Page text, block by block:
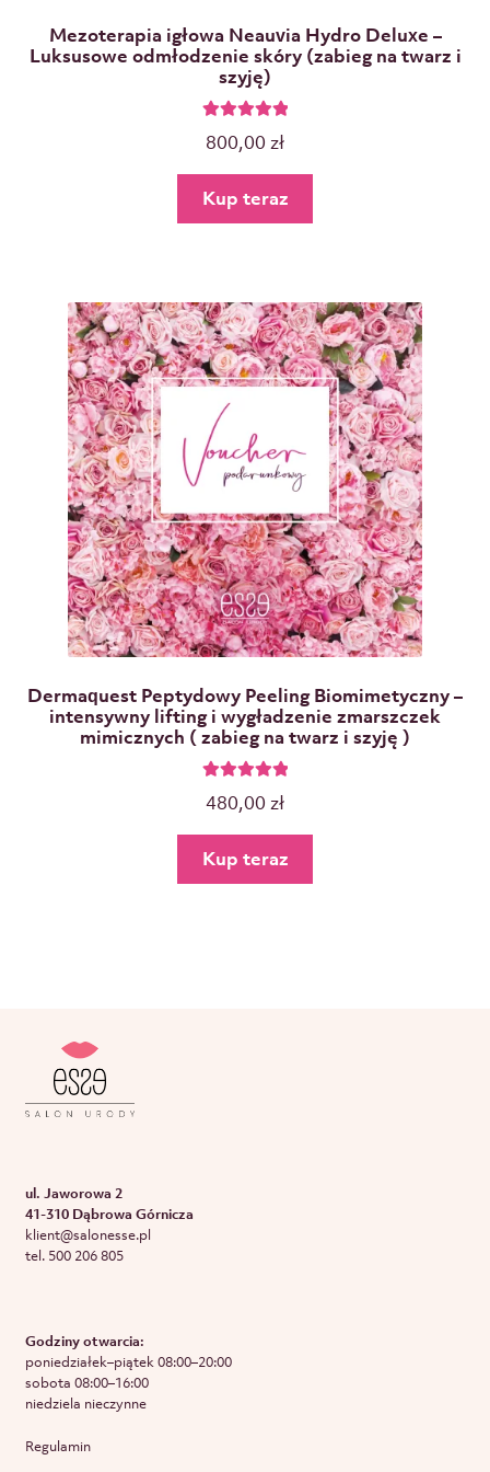
Mezoterapia igłowa Neauvia Hydro Deluxe –
Luksusowe odmłodzenie skóry (zabieg na twarz i
szyję)
5.00
800,00 zł
Kup teraz
Dermaquest Peptydowy Peeling Biomimetyczny –
intensywny lifting i wygładzenie zmarszczek
mimicznych ( zabieg na twarz i szyję )
5.00
480,00 zł
Kup teraz
ul. Jaworowa 2
41-310 Dąbrowa Górnicza
klient@salonesse.pl
tel. 500 206 805
Godziny otwarcia:
poniedziałek–piątek 08:00–20:00
sobota 08:00–16:00
niedziela nieczynne
Regulamin